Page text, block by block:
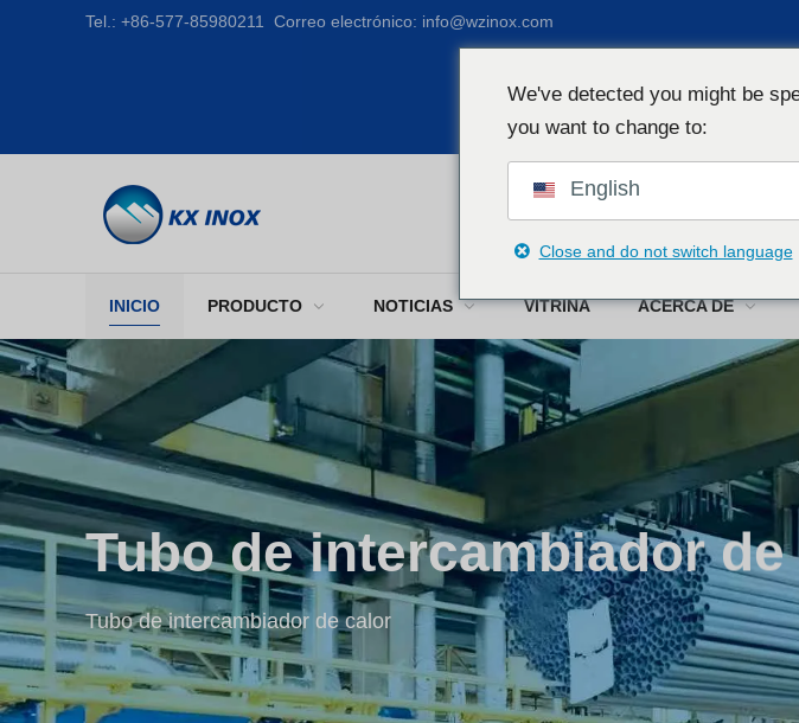
Tel.: +86-577-85980211 Correo electrónico: info@wzinox.com
INICIO PRODUCTO NOTICIAS VITRINA ACERCA DE
Productos para tuberías
Racores de acero inoxidable
We've detected you might be
you want to change to:
English
Close and do not switch language